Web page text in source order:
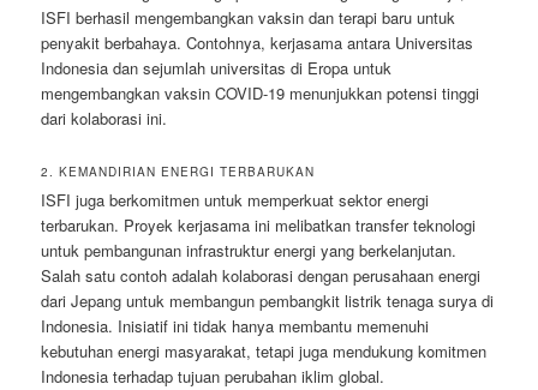
ISFI berhasil mengembangkan vaksin dan terapi baru untuk
penyakit berbahaya. Contohnya, kerjasama antara Universitas
Indonesia dan sejumlah universitas di Eropa untuk
mengembangkan vaksin COVID-19 menunjukkan potensi tinggi
dari kolaborasi ini.
2. KEMANDIRIAN ENERGI TERBARUKAN
ISFI juga berkomitmen untuk memperkuat sektor energi
terbarukan. Proyek kerjasama ini melibatkan transfer teknologi
untuk pembangunan infrastruktur energi yang berkelanjutan.
Salah satu contoh adalah kolaborasi dengan perusahaan energi
dari Jepang untuk membangun pembangkit listrik tenaga surya di
Indonesia. Inisiatif ini tidak hanya membantu memenuhi
kebutuhan energi masyarakat, tetapi juga mendukung komitmen
Indonesia terhadap tujuan perubahan iklim global.